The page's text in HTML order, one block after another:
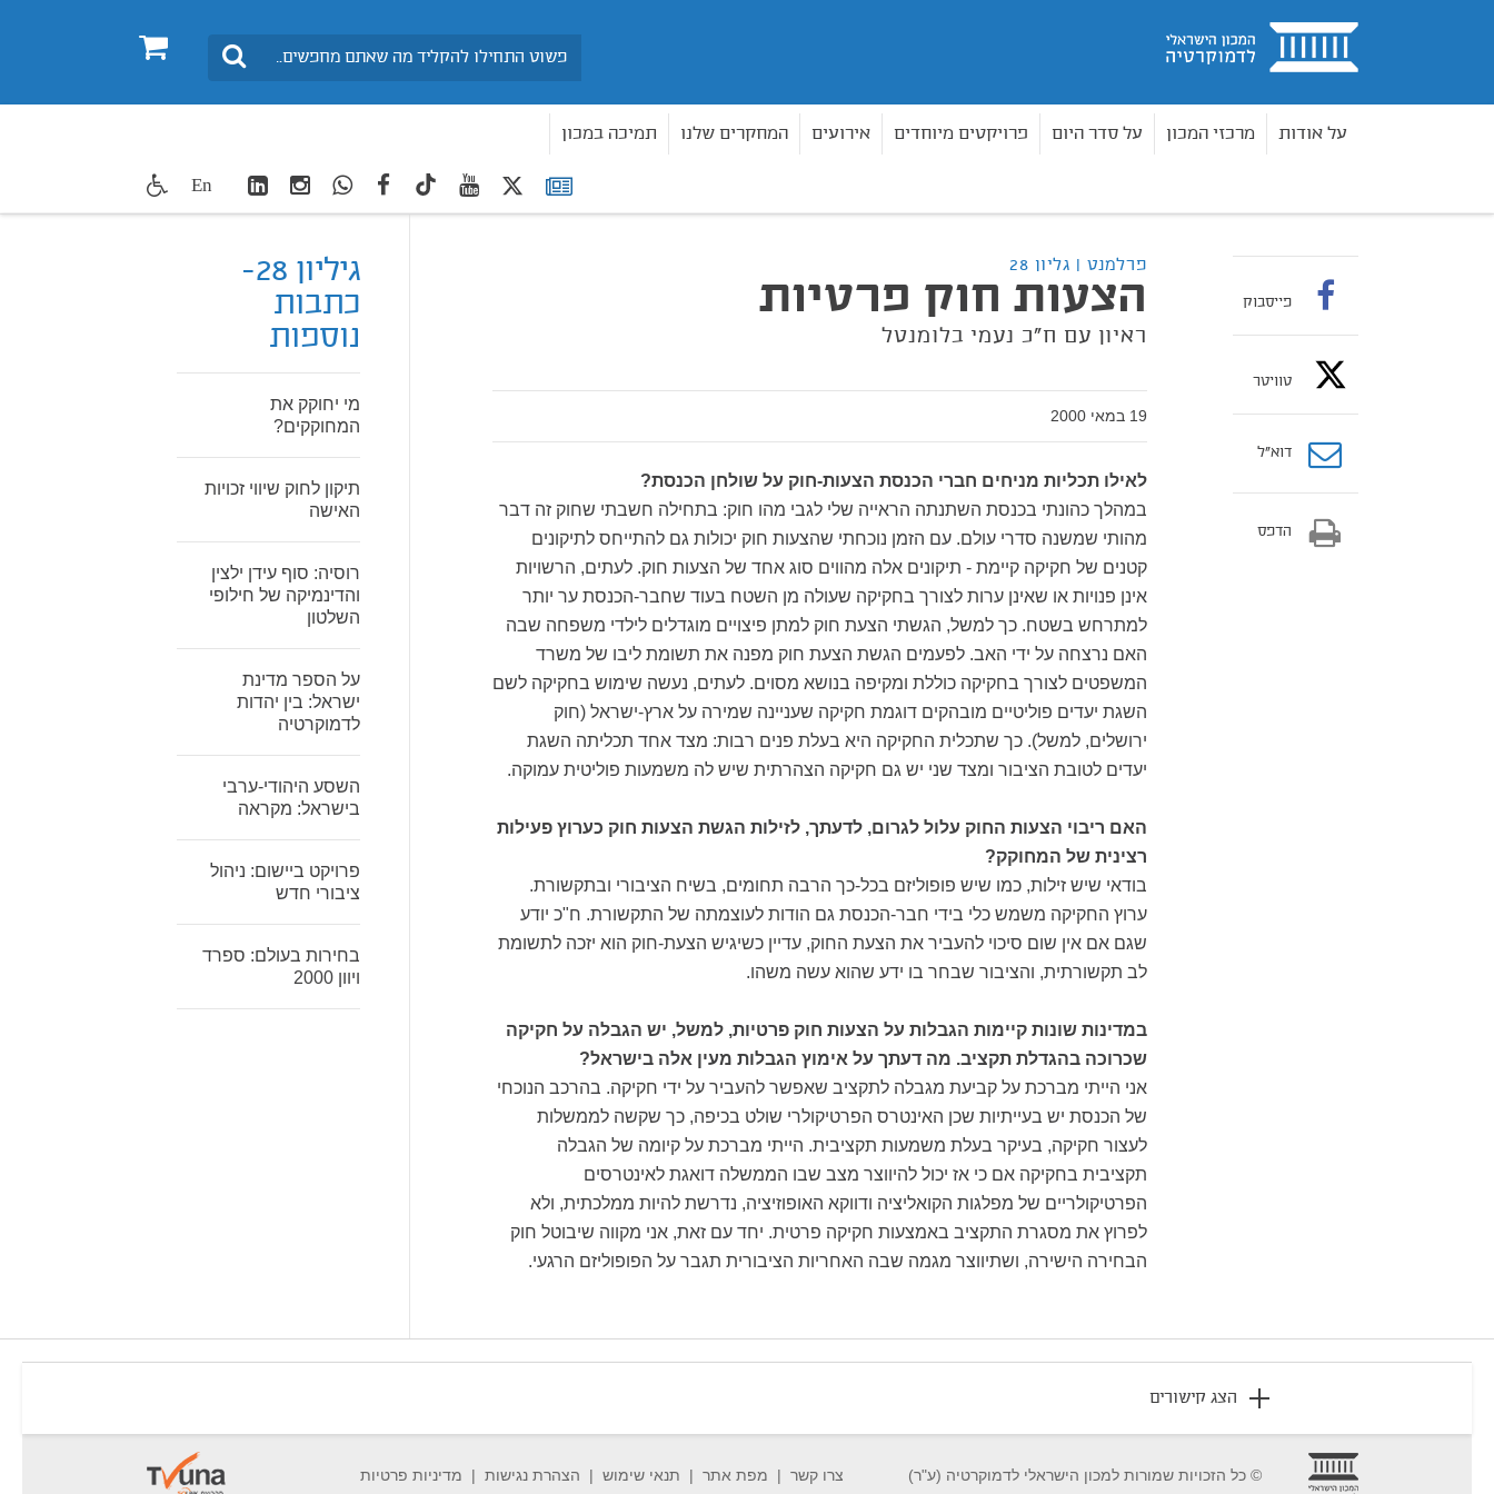
בית 0 חיפוש
על אודות מרכזי המכון על סדר היום פרויקטים מיוחדים אירועים המחקרים שלנו תמיכה במכון
רשימת
תפוצה
twitter
youtube
TikTok
facebook
WhatsApp
Instagram
LinkedIn
En
פרלמנט | גליון 28
הצעות חוק פרטיות
ראיון עם ח"כ נעמי בלומנטל
19 במאי 2000
לאילו תכליות מניחים חברי הכנסת הצעות-חוק על שולחן הכנסת?
במהלך כהונתי בכנסת השתנתה הראייה שלי לגבי מהו חוק: בתחילה חשבתי שחוק זה דבר
מהותי שמשנה סדרי עולם. עם הזמן נוכחתי שהצעות חוק יכולות גם להתייחס לתיקונים
קטנים של חקיקה קיימת - תיקונים אלה מהווים סוג אחד של הצעות חוק. לעתים, הרשויות
אינן פנויות או שאינן ערות לצורך בחקיקה שעולה מן השטח בעוד שחבר-הכנסת ער יותר
למתרחש בשטח. כך למשל, הגשתי הצעת חוק למתן פיצויים מוגדלים לילדי משפחה שבה
האם נרצחה על ידי האב. לפעמים הגשת הצעת חוק מפנה את תשומת ליבו של משרד
המשפטים לצורך בחקיקה כוללת ומקיפה בנושא מסוים. לעתים, נעשה שימוש בחקיקה לשם
השגת יעדים פוליטיים מובהקים דוגמת חקיקה שעניינה שמירה על ארץ-ישראל (חוק
ירושלים, למשל). כך שתכלית החקיקה היא בעלת פנים רבות: מצד אחד תכליתה השגת
יעדים לטובת הציבור ומצד שני יש גם חקיקה הצהרתית שיש לה משמעות פוליטית עמוקה.
האם ריבוי הצעות החוק עלול לגרום, לדעתך, לזילות הגשת הצעות חוק כערוץ פעילות
רצינית של המחוקק?
בודאי שיש זילות, כמו שיש פופוליזם בכל-כך הרבה תחומים, בשיח הציבורי ובתקשורת.
ערוץ החקיקה משמש כלי בידי חבר-הכנסת גם הודות לעוצמתה של התקשורת. ח"כ יודע
שגם אם אין שום סיכוי להעביר את הצעת החוק, עדיין כשיגיש הצעת-חוק הוא יזכה לתשומת
לב תקשורתית, והציבור שבחר בו ידע שהוא עשה משהו.
במדינות שונות קיימות הגבלות על הצעות חוק פרטיות, למשל, יש הגבלה על חקיקה
שכרוכה בהגדלת תקציב. מה דעתך על אימוץ הגבלות מעין אלה בישראל?
אני הייתי מברכת על קביעת מגבלה לתקציב שאפשר להעביר על ידי חקיקה. בהרכב הנוכחי
של הכנסת יש בעייתיות שכן האינטרס הפרטיקולרי שולט בכיפה, כך שקשה לממשלות
לעצור חקיקה, בעיקר בעלת משמעות תקציבית. הייתי מברכת על קיומה של הגבלה
תקציבית בחקיקה אם כי אז יכול להיווצר מצב שבו הממשלה דואגת לאינטרסים
הפרטיקולריים של מפלגות הקואליציה ודווקא האופוזיציה, נדרשת להיות ממלכתית, ולא
לפרוץ את מסגרת התקציב באמצעות חקיקה פרטית. יחד עם זאת, אני מקווה שיבוטל חוק
הבחירה הישירה, ושתיווצר מגמה שבה האחריות הציבורית תגבר על הפופוליזם הרגעי.
פייסבוק
טוויטר
דוא”ל
הדפס
גיליון 28-
כתבות
נוספות
מי יחוקק את
המחוקקים?
תיקון לחוק שיווי זכויות
האישה
רוסיה: סוף עידן ילצין
והדינמיקה של חילופי
השלטון
על הספר מדינת
ישראל: בין יהדות
לדמוקרטיה
השסע היהודי-ערבי
בישראל: מקראה
פרויקט ביישום: ניהול
ציבורי חדש
בחירות בעולם: ספרד
ויוון 2000
footer
הצג קישורים
© כל הזכויות שמורות למכון הישראלי לדמוקרטיה (ע"ר) צרו קשר מפת אתר תנאי שימוש הצהרת נגישות מדיניות פרטיות